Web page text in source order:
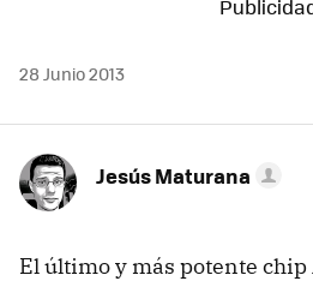
28 Junio 2013
Jesús Maturana
El último y más potente chip